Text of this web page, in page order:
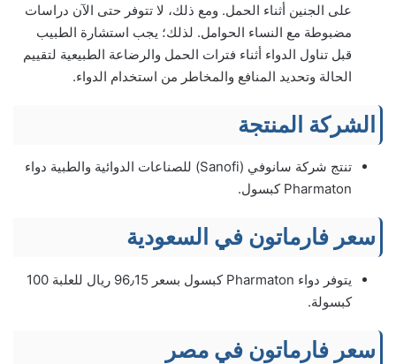
على الجنين أثناء الحمل. ومع ذلك، لا تتوفر حتى الآن دراسات
مضبوطة مع النساء الحوامل. لذلك؛ يجب استشارة الطبيب
قبل تناول الدواء أثناء فترات الحمل والرضاعة الطبيعية لتقييم
الحالة وتحديد المنافع والمخاطر من استخدام الدواء.
الشركة المنتجة
تنتج شركة سانوفي (Sanofi) للصناعات الدوائية والطبية دواء
Pharmaton كبسول.
سعر فارماتون في السعودية
يتوفر دواء Pharmaton كبسول بسعر 96٫15 ريال للعلبة 100
كبسولة.
سعر فارماتون في مصر